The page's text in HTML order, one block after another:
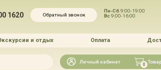
1620 Обратный звонок
Пн-Сб9:00-19:00
Вс9:00-16:00
и отдых Оплата
Искать
Личный кабинет 0